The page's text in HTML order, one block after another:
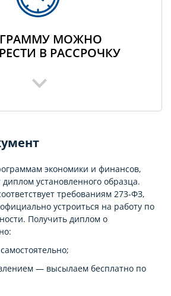
МОЖНО
В РАССРОЧКУ
экономики и финансов,
установленного образца.
требованиям 273-ФЗ,
устроиться на работу по
Получить диплом о
— высылаем бесплатно по